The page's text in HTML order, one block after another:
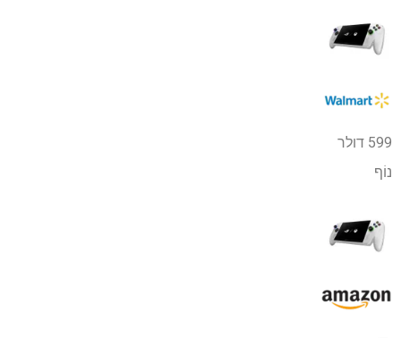
599 דולר
נוֹף